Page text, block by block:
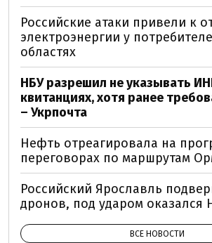
Российские атаки привели к
электроэнергии у
областях
НБУ разрешил не указывать
квитанциях, хотя ранее
– Укрпочта
Нефть отреагировала на
переговорах по маршрутам
Российский Ярославль
дронов, под ударом оказался
ВСЕ НОВОСТИ